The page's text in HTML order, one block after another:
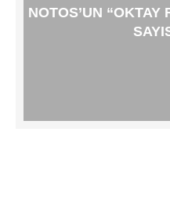
NOTOS’UN “OKTAY